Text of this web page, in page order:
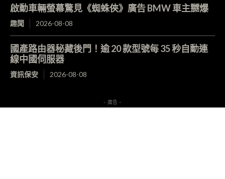
啟動車輛螢幕驚見《蜘蛛俠》廣告 BMW 車主嬲爆
趣聞 2026-08-08
國產路由器秘藏後門！逾 20 款型號每 35 秒自動連
線中國伺服器
資訊保安 2026-08-08
- 廣告 -